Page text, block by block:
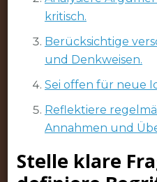
kritisch.
Berücksichtige
und Denkweisen.
Sei offen für neue
Reflektiere
Annahmen und
Stelle klare